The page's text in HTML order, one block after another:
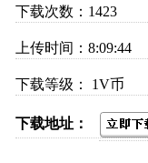
下载次数：1423
上传时间：8:09:44
下载等级： 1V币
下载地址：